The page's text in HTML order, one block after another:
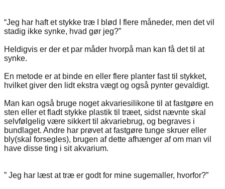
“Jeg har haft et stykke træ I blød I flere måneder, men det vil
stadig ikke synke, hvad gør jeg?”
Heldigvis er der et par måder hvorpå man kan få det til at
synke.
En metode er at binde en eller flere planter fast til stykket,
hvilket giver den lidt ekstra vægt og også pynter gevaldigt.
Man kan også bruge noget akvariesilikone til at fastgøre en
sten eller et fladt stykke plastik til træet, sidst nævnte skal
selvfølgelig være sikkert til akvariebrug, og begraves i
bundlaget. Andre har prøvet at fastgøre tunge skruer eller
bly(skal forsegles), brugen af dette afhænger af om man vil
have disse ting i sit akvarium.
” Jeg har læst at træ er godt for mine sugemaller, hvorfor?”